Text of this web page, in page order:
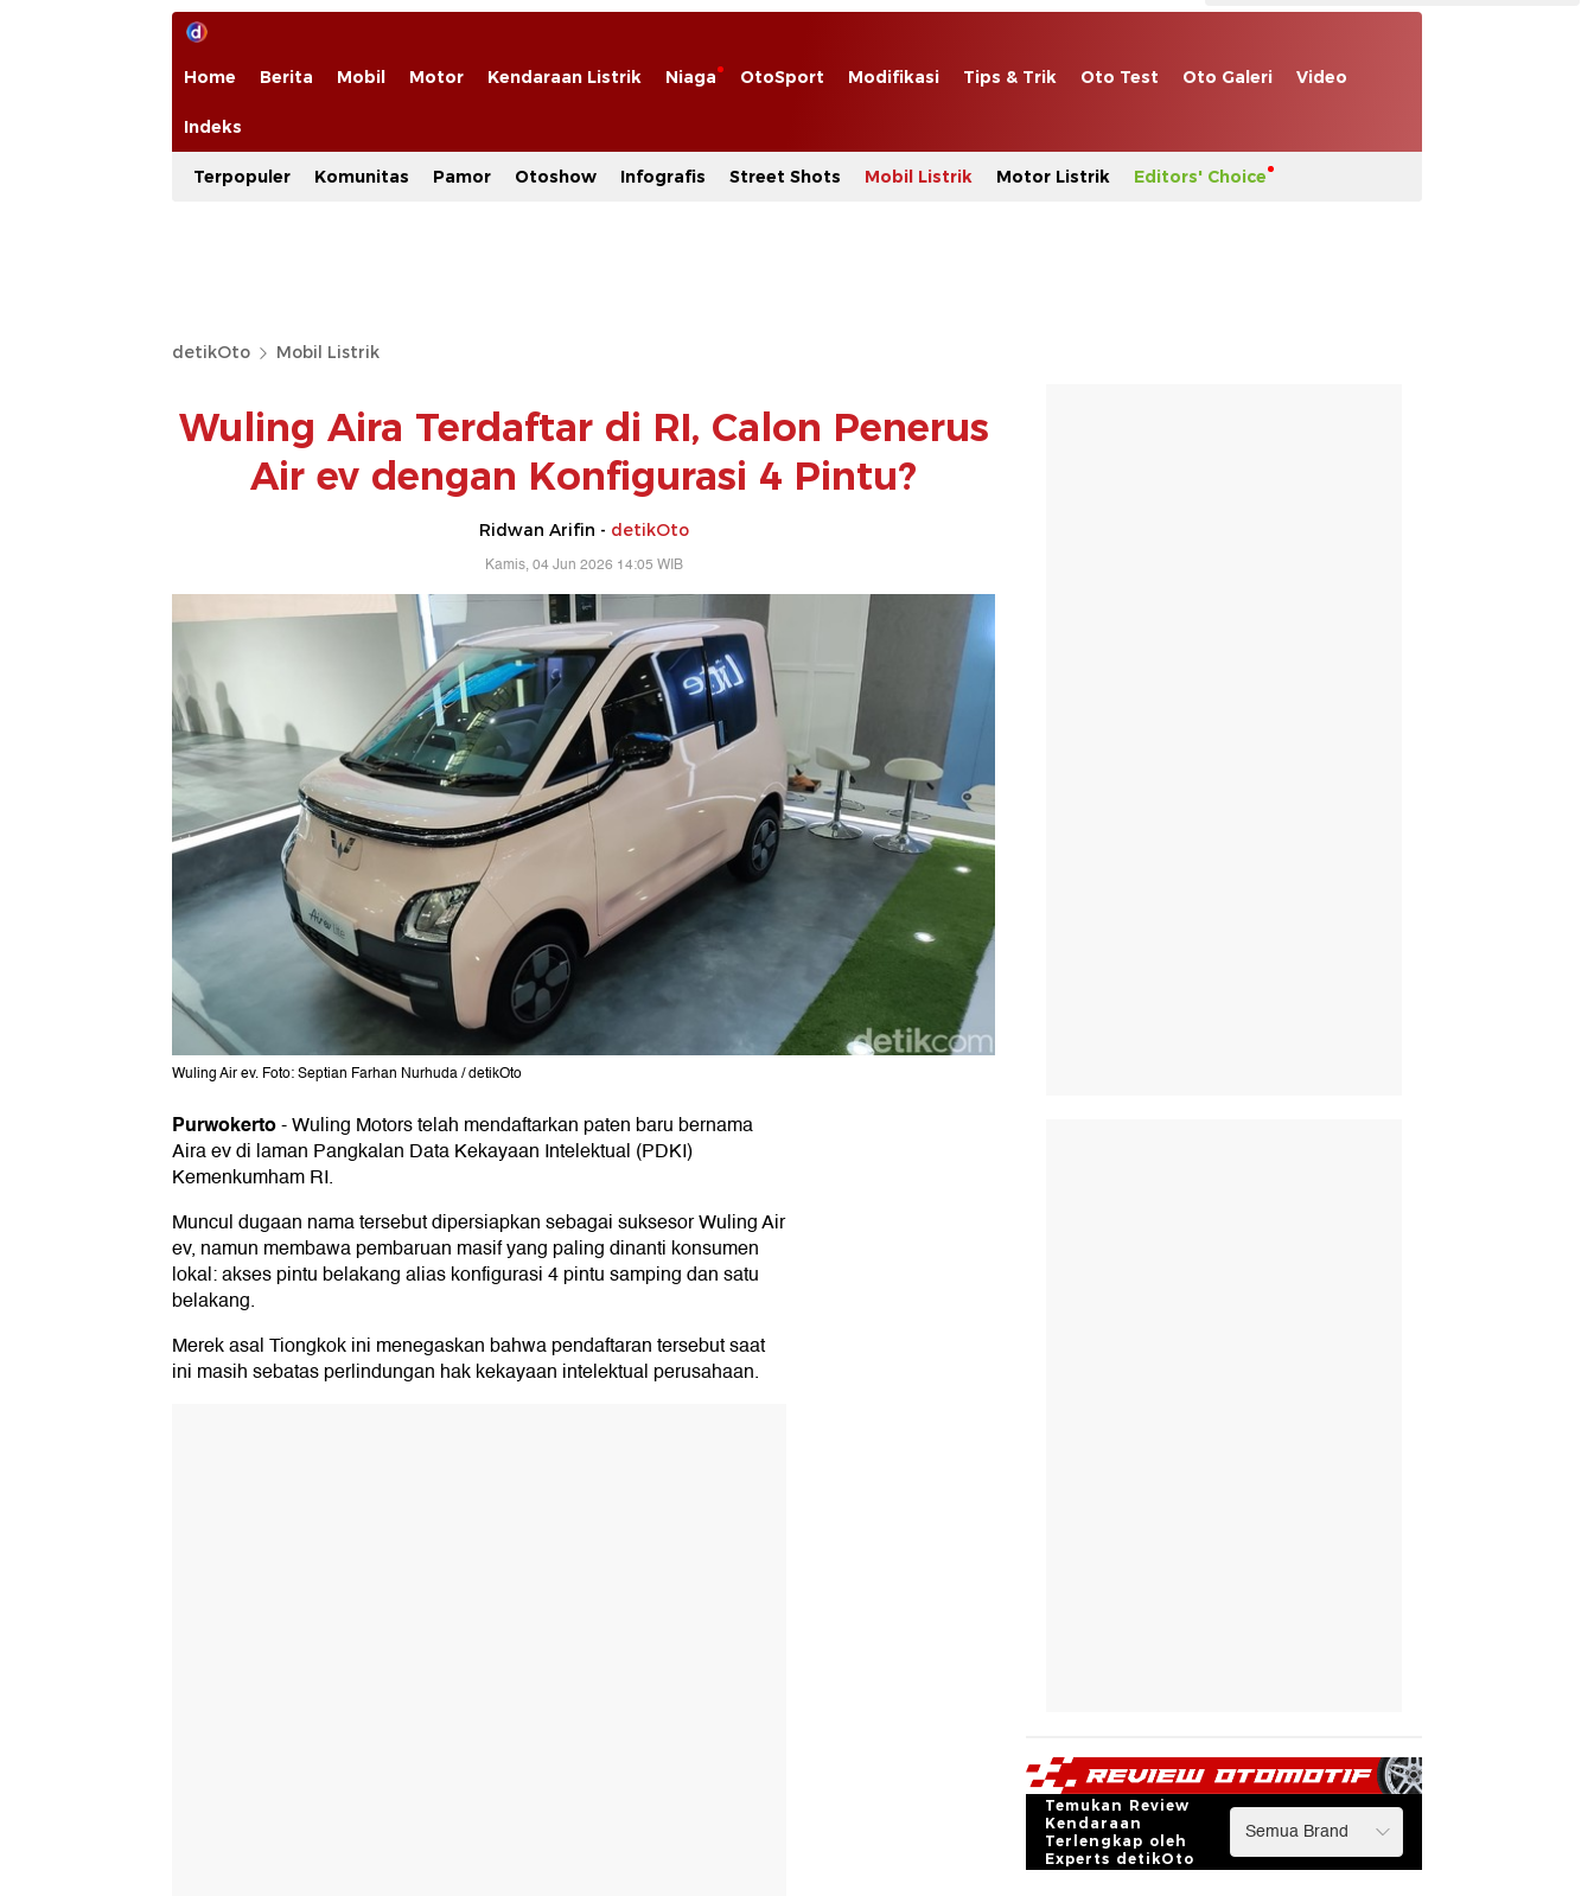
Home Berita Mobil Motor Kendaraan Listrik Niaga OtoSport Modifikasi Tips & Trik Oto Test Oto Galeri Video
Indeks
Terpopuler Komunitas Pamor Otoshow Infografis Street Shots Mobil Listrik Motor Listrik Editors' Choice
detikOto Mobil Listrik
Wuling Aira Terdaftar di RI, Calon Penerus
Air ev dengan Konfigurasi 4 Pintu?
Ridwan Arifin - detikOto
Kamis, 04 Jun 2026 14:05 WIB
Wuling Air ev. Foto: Septian Farhan Nurhuda / detikOto
Purwokerto-Wuling Motors telah mendaftarkan paten baru bernama
Aira ev di laman Pangkalan Data Kekayaan Intelektual (PDKI)
Kemenkumham RI.
Muncul dugaan nama tersebut dipersiapkan sebagai suksesor Wuling Air
ev, namun membawa pembaruan masif yang paling dinanti konsumen
lokal: akses pintu belakang alias konfigurasi 4 pintu samping dan satu
belakang.
Merek asal Tiongkok ini menegaskan bahwa pendaftaran tersebut saat
ini masih sebatas perlindungan hak kekayaan intelektual perusahaan.
Temukan Review
Kendaraan
Terlengkap oleh
Experts detikOto